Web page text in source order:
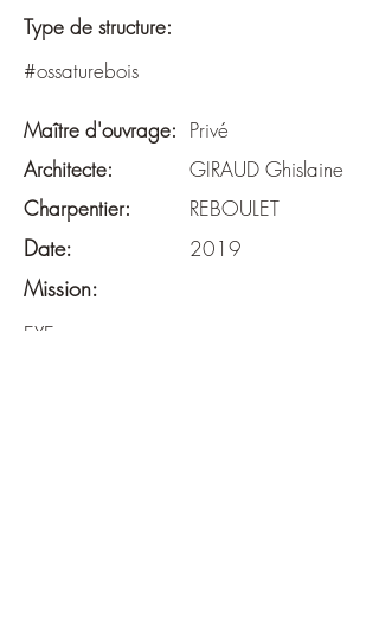
Type de structure:
#ossaturebois
Maître d'ouvrage: Privé
Architecte:
GIRAUD Ghislaine
Charpentier:
REBOULET
Date: 2019
Mission:
EXE